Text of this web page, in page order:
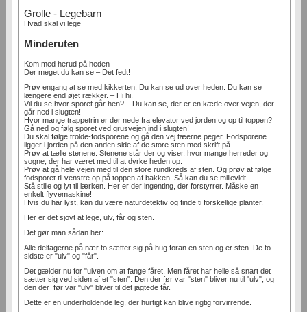
Grolle - Legebarn
Hvad skal vi lege
Minderuten
Kom med herud på heden
Der meget du kan se – Det fedt!
Prøv engang at se med kikkerten. Du kan se ud over heden. Du kan se
længere end øjet rækker. – Hi hi.
Vil du se hvor sporet går hen? – Du kan se, der er en kæde over vejen, der
går ned i slugten!
Hvor mange trappetrin er der nede fra elevator ved jorden og op til toppen?
Gå ned og følg sporet ved grusvejen ind i slugten!
Du skal følge trolde-fodsporene og gå den vej tæerne peger. Fodsporene
ligger i jorden på den anden side af de store sten med skrift på.
Prøv at tælle stenene. Stenene står der og viser, hvor mange herreder og
sogne, der har været med til at dyrke heden op.
Prøv at gå hele vejen med til den store rundkreds af sten. Og prøv at følge
fodsporet til venstre op på toppen af bakken. Så kan du se milievidt.
Stå stille og lyt til lærken. Her er der ingenting, der forstyrrer. Måske en
enkelt flyvemaskine!
Hvis du har lyst, kan du være naturdetektiv og finde ti forskellige planter.
Her er det sjovt at lege, ulv, får og sten.
Det gør man sådan her:
Alle deltagerne på nær to sætter sig på hug foran en sten og er sten. De to
sidste er "ulv" og "får".
Det gælder nu for "ulven om at fange fåret. Men fåret har helle så snart det
sætter sig ved siden af et "sten". Den der før var "sten" bliver nu til "ulv", og
den der før var "ulv" bliver til det jagtede får.
Dette er en underholdende leg, der hurtigt kan blive rigtig forvirrende.